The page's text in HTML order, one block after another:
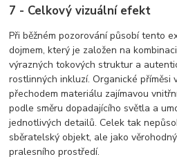
7 - Celkový vizuální efekt
Při běžném pozorování působí tento
dojmem, který je založen na
výrazných tokových struktur a
rostlinných inkluzí. Organické příměsi
přechodem materiálu zajímavou
podle směru dopadajícího světla a
jednotlivých detailů. Celek tak
sběratelský objekt, ale jako
pralesního prostředí.